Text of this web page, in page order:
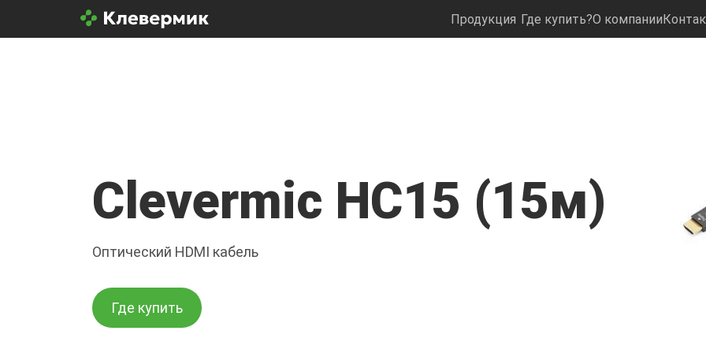
Продукция Где купить?О компании
Clevermic HC15 (15м)
Оптический HDMI кабель
Где купить